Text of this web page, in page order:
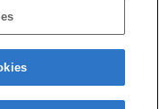
de funções